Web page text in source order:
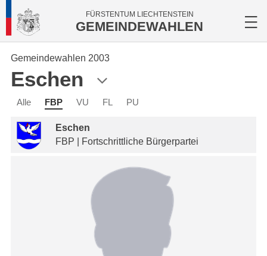
FÜRSTENTUM LIECHTENSTEIN
GEMEINDEWAHLEN
Gemeindewahlen 2003
Eschen
Alle FBP VU FL PU
Eschen
FBP | Fortschrittliche Bürgerpartei